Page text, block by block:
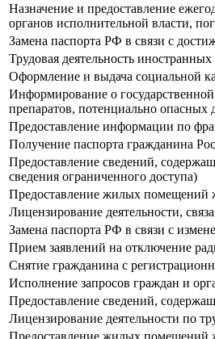
Назначение и предоставление
органов исполнительной власти,
Замена паспорта РФ в связи с
Трудовая деятельность
Оформление и выдача социальной
Информирование о
препаратов, потенциально опасных
Предоставление информации по
Получение паспорта гражданина
Предоставление сведений,
сведения ограниченного доступа)
Предоставление жилых помещений
Лицензирование деятельности,
Замена паспорта РФ в связи с
Прием заявлений на отключение
Снятие гражданина с
Исполнение запросов граждан и
Предоставление сведений,
Лицензирование деятельности по
Предоставление жилых помещений